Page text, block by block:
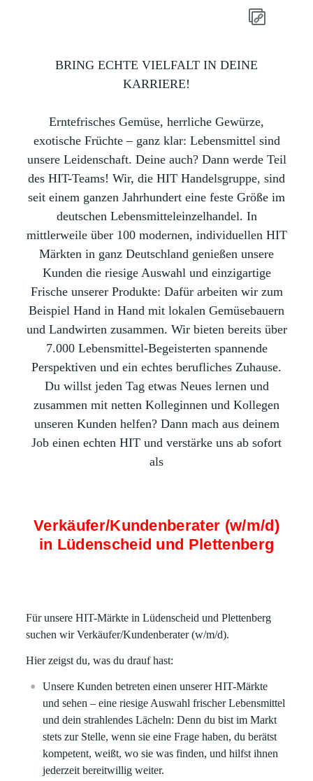
BRING ECHTE VIELFALT IN DEINE
KARRIERE!
Erntefrisches Gemüse, herrliche Gewürze,
exotische Früchte – ganz klar: Lebensmittel sind
unsere Leidenschaft. Deine auch? Dann werde Teil
des HIT-Teams! Wir, die HIT Handelsgruppe, sind
seit einem ganzen Jahrhundert eine feste Größe im
deutschen Lebensmitteleinzelhandel. In
mittlerweile über 100 modernen, individuellen HIT
Märkten in ganz Deutschland genießen unsere
Kunden die riesige Auswahl und einzigartige
Frische unserer Produkte: Dafür arbeiten wir zum
Beispiel Hand in Hand mit lokalen Gemüsebauern
und Landwirten zusammen. Wir bieten bereits über
7.000 Lebensmittel-Begeisterten spannende
Perspektiven und ein echtes berufliches Zuhause.
Du willst jeden Tag etwas Neues lernen und
zusammen mit netten Kolleginnen und Kollegen
unseren Kunden helfen? Dann mach aus deinem
Job einen echten HIT und verstärke uns ab sofort
als
Verkäufer/Kundenberater (w/m/d)
in Lüdenscheid und Plettenberg
Für unsere HIT-Märkte in Lüdenscheid und Plettenberg
suchen wir Verkäufer/Kundenberater (w/m/d).
Hier zeigst du, was du drauf hast:
Unsere Kunden betreten einen unserer HIT-Märkte
und sehen – eine riesige Auswahl frischer Lebensmittel
und dein strahlendes Lächeln: Denn du bist im Markt
stets zur Stelle, wenn sie eine Frage haben, du berätst
kompetent, weißt, wo sie was finden, und hilfst ihnen
jederzeit bereitwillig weiter.